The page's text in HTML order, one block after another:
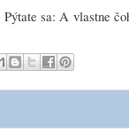
sa: A vlastne